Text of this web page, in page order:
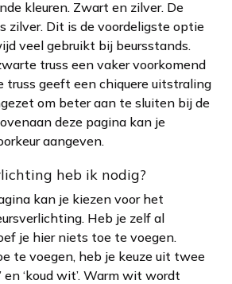
kleuren. Zwart en zilver. De
zilver. Dit is de voordeligste optie
veel gebruikt bij beursstands.
truss een vaker voorkomend
truss geeft een chiquere uitstraling
om beter aan te sluiten bij de
deze pagina kan je
aangeven.
heb ik nodig?
kan je kiezen voor het
Heb je zelf al
je hier niets toe te voegen.
te voegen, heb je keuze uit twee
en ‘koud wit’. Warm wit wordt